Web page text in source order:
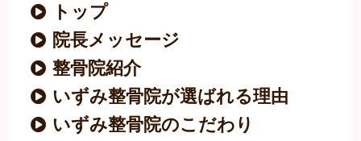
トップ
院長メッセージ
整骨院紹介
いずみ整骨院が選ばれる理由
いずみ整骨院のこだわり